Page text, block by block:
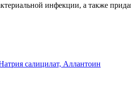
инфекции, а также
салицилат, Аллантоин